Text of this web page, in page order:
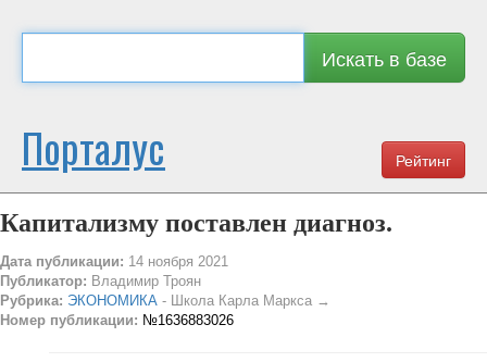
Искать в базе
Рейтинг
Порталус
Капитализму поставлен диагноз.
Дата публикации: 14 ноября 2021
Публикатор: Владимир Троян
Рубрика: ЭКОНОМИКА - Школа Карла Маркса →
Номер публикации: №1636883026